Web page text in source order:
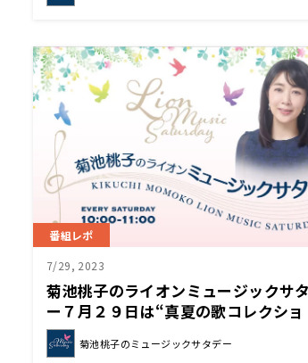
番組レポ
7/29, 2023
菊池桃子のライオンミュージックサ
ー７月２９日は“真夏の歌コレクショ
ン”でした！
菊池桃子のミュージックサタデー